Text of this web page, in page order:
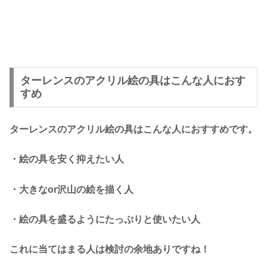
ターレンスのアクリル絵の具はこんな人におす
すめ
ターレンスのアクリル絵の具はこんな人におすすめです。
・絵の具を安く抑えたい人
・大きなor沢山の絵を描く人
・絵の具を盛るようにたっぷりと使いたい人
これに当てはまる人は検討の余地ありですね！